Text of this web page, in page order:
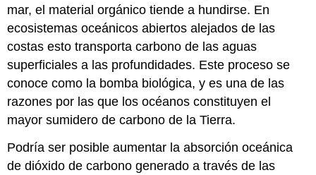
mar, el material orgánico tiende a hundirse. En
ecosistemas oceánicos abiertos alejados de las
costas esto transporta carbono de las aguas
superficiales a las profundidades. Este proceso se
conoce como la bomba biológica, y es una de las
razones por las que los océanos constituyen el
mayor sumidero de carbono de la Tierra.
Podría ser posible aumentar la absorción oceánica
de dióxido de carbono generado a través de las